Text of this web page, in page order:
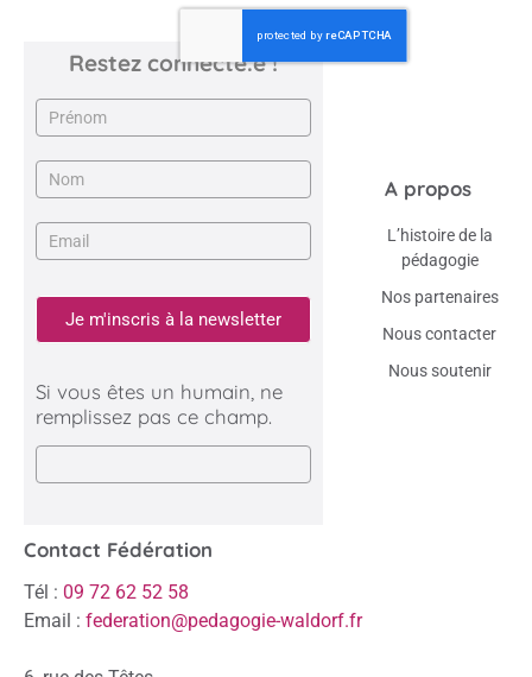
Restez connecté.e !
Newsletter
Je m'inscris à la newsletter
Si vous êtes un humain, ne
remplissez pas ce champ.
A propos
L’histoire de la
pédagogie
Nos partenaires
Nous contacter
Nous soutenir
Contact Fédération
Tél : 09 72 62 52 58
Email : federation@pedagogie-waldorf.fr